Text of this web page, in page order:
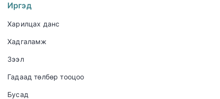
Иргэд
Харилцах данс
Хадгаламж
Зээл
Гадаад төлбөр тооцоо
Бусад